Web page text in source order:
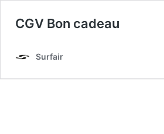
CGV Bon cadeau
Surfair